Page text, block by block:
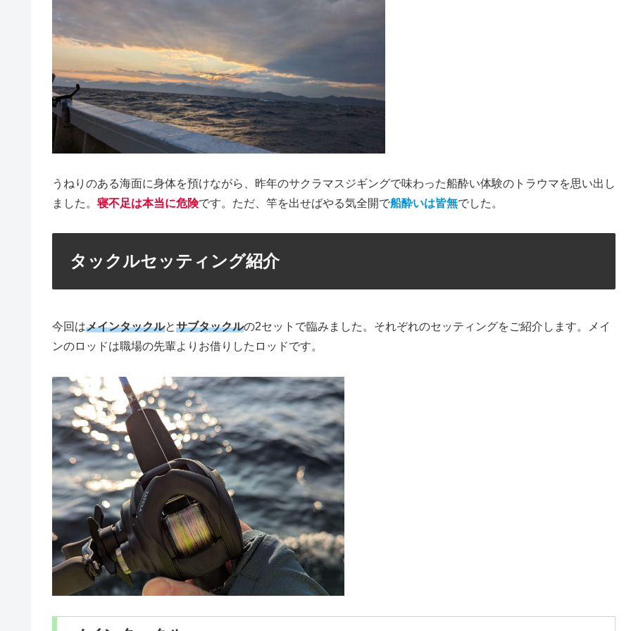
うねりのある海面に身体を預けながら、昨年のサクラマスジギングで味わった船酔い体験のトラウマを思い出し
ました。 寝不足は本当に危険です。ただ、竿を出せばやる気全開で船酔いは皆無でした。
タックルセッティング紹介
今回はメインタックルとサブタックルの2セットで臨みました。それぞれのセッティングをご紹介します。メイ
ンのロッドは職場の先輩よりお借りしたロッドです。